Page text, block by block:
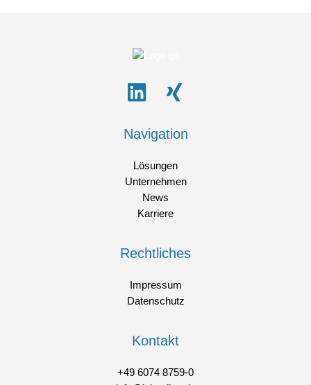
Navigation
Lösungen
Unternehmen
News
Karriere
Rechtliches
Impressum
Datenschutz
Kontakt
+49 6074 8759-0